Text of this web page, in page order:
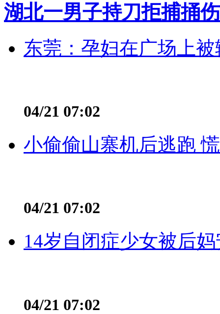
湖北一男子持刀拒捕捅
东莞：孕妇在广场上
04/21 07:02
小偷偷山寨机后逃跑
04/21 07:02
14岁自闭症少女被后
04/21 07:02